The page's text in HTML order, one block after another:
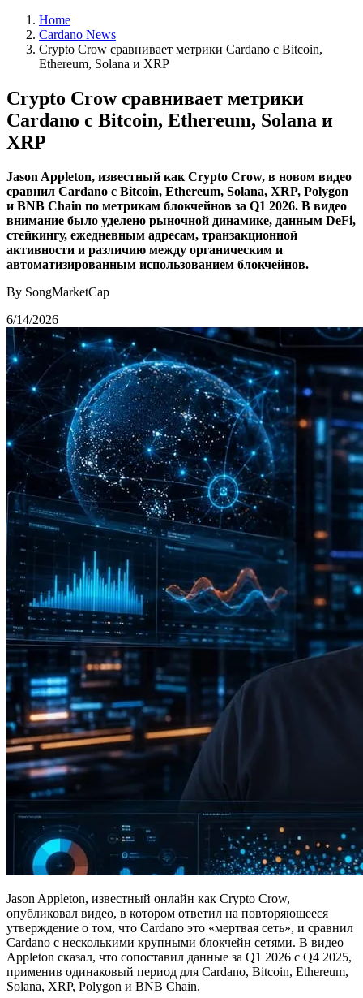
Home
Cardano News
Crypto Crow сравнивает метрики Cardano с Bitcoin,
Ethereum, Solana и XRP
Crypto Crow сравнивает метрики
Cardano с Bitcoin, Ethereum, Solana и
XRP
Jason Appleton, известный как Crypto Crow, в новом видео
сравнил Cardano с Bitcoin, Ethereum, Solana, XRP, Polygon
и BNB Chain по метрикам блокчейнов за Q1 2026. В видео
внимание было уделено рыночной динамике, данным DeFi,
стейкингу, ежедневным адресам, транзакционной
активности и различию между органическим и
автоматизированным использованием блокчейнов.
By SongMarketCap
6/14/2026
Jason Appleton, известный онлайн как Crypto Crow,
опубликовал видео, в котором ответил на повторяющееся
утверждение о том, что Cardano это «мертвая сеть», и сравнил
Cardano с несколькими крупными блокчейн сетями. В видео
Appleton сказал, что сопоставил данные за Q1 2026 с Q4 2025,
применив одинаковый период для Cardano, Bitcoin, Ethereum,
Solana, XRP, Polygon и BNB Chain.